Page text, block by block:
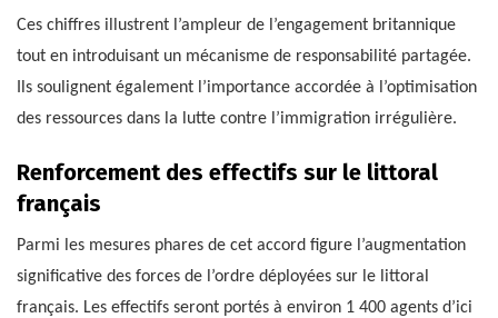
Ces chiffres illustrent l’ampleur de l’engagement britannique
tout en introduisant un mécanisme de responsabilité partagée.
Ils soulignent également l’importance accordée à l’optimisation
des ressources dans la lutte contre l’immigration irrégulière.
Renforcement des effectifs sur le littoral
français
Parmi les mesures phares de cet accord figure l’augmentation
significative des forces de l’ordre déployées sur le littoral
français. Les effectifs seront portés à environ 1 400 agents d’ici